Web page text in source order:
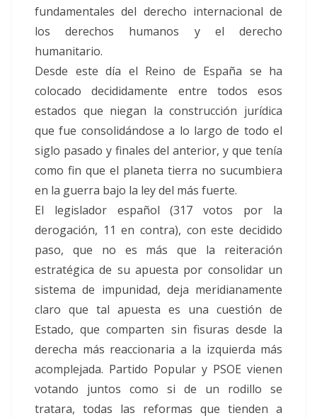
fundamentales del derecho internacional de
los derechos humanos y el derecho
humanitario.
Desde este día el Reino de España se ha
colocado decididamente entre todos esos
estados que niegan la construcción jurídica
que fue consolidándose a lo largo de todo el
siglo pasado y finales del anterior, y que tenía
como fin que el planeta tierra no sucumbiera
en la guerra bajo la ley del más fuerte.
El legislador español (317 votos por la
derogación, 11 en contra), con este decidido
paso, que no es más que la reiteración
estratégica de su apuesta por consolidar un
sistema de impunidad, deja meridianamente
claro que tal apuesta es una cuestión de
Estado, que comparten sin fisuras desde la
derecha más reaccionaria a la izquierda más
acomplejada. Partido Popular y PSOE vienen
votando juntos como si de un rodillo se
tratara, todas las reformas que tienden a